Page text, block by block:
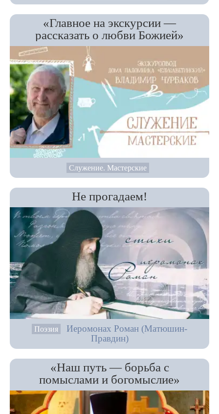
«Главное на экскурсии —
рассказать о любви Божией»
Служение. Мастерские
Не прогадаем!
Поэзия
Иеромонах Роман (Матюшин-
Правдин)
«Наш путь — борьба с
помыслами и богомыслие»